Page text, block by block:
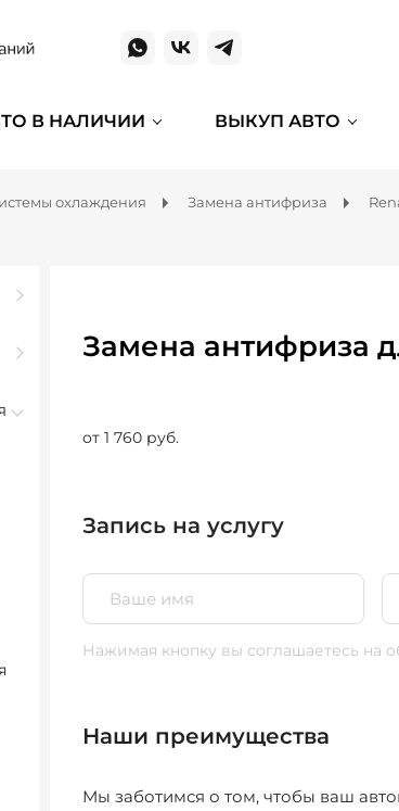
В НАЛИЧИИ ВЫКУП АВТО
охлаждения Замена антифриза
Замена антифриза
от 1 760 руб.
Запись на услугу
Нажимая кнопку вы соглашаетесь на
Наши преимущества
Мы заботимся о том, чтобы ваш